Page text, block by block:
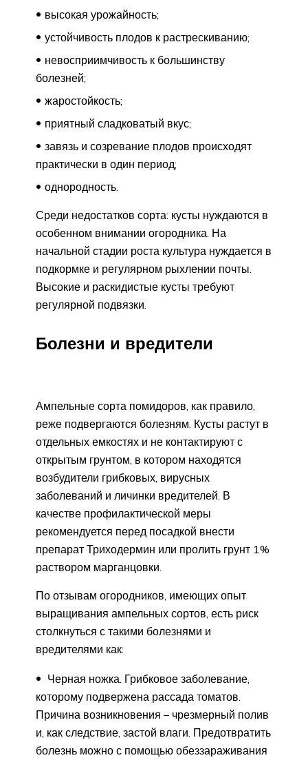
высокая урожайность;
устойчивость плодов к растрескиванию;
невосприимчивость к большинству
болезней;
жаростойкость;
приятный сладковатый вкус;
завязь и созревание плодов происходят
практически в один период;
однородность.
Среди недостатков сорта: кусты нуждаются в
особенном внимании огородника. На
начальной стадии роста культура нуждается в
подкормке и регулярном рыхлении почты.
Высокие и раскидистые кусты требуют
регулярной подвязки.
Болезни и вредители
Ампельные сорта помидоров, как правило,
реже подвергаются болезням. Кусты растут в
отдельных емкостях и не контактируют с
открытым грунтом, в котором находятся
возбудители грибковых, вирусных
заболеваний и личинки вредителей. В
качестве профилактической меры
рекомендуется перед посадкой внести
препарат Триходермин или пролить грунт 1%
раствором марганцовки.
По отзывам огородников, имеющих опыт
выращивания ампельных сортов, есть риск
столкнуться с такими болезнями и
вредителями как:
Черная ножка. Грибковое заболевание,
которому подвержена рассада томатов.
Причина возникновения – чрезмерный полив
и, как следствие, застой влаги. Предотвратить
болезнь можно с помощью обеззараживания